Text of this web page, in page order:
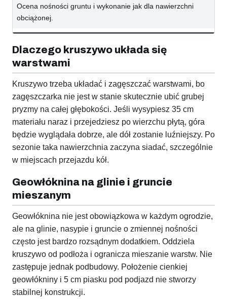
Ocena nośności gruntu i wykonanie jak dla nawierzchni
obciążonej.
Dlaczego kruszywo układa się
warstwami
Kruszywo trzeba układać i zagęszczać warstwami, bo
zagęszczarka nie jest w stanie skutecznie ubić grubej
pryzmy na całej głębokości. Jeśli wysypiesz 35 cm
materiału naraz i przejedziesz po wierzchu płytą, góra
będzie wyglądała dobrze, ale dół zostanie luźniejszy. Po
sezonie taka nawierzchnia zaczyna siadać, szczególnie
w miejscach przejazdu kół.
Geowłóknina na glinie i gruncie
mieszanym
Geowłóknina nie jest obowiązkowa w każdym ogrodzie,
ale na glinie, nasypie i gruncie o zmiennej nośności
często jest bardzo rozsądnym dodatkiem. Oddziela
kruszywo od podłoża i ogranicza mieszanie warstw. Nie
zastępuje jednak podbudowy. Położenie cienkiej
geowłókniny i 5 cm piasku pod podjazd nie stworzy
stabilnej konstrukcji.